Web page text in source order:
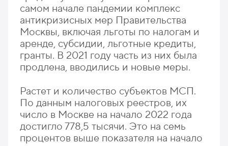
самом начале пандемии комплекс
антикризисных мер Правительства
Москвы, включая льготы по налогам и
аренде, субсидии, льготные кредиты,
гранты. В 2021 году часть из них была
продлена, вводились и новые меры.
Растет и количество субъектов МСП.
По данным налоговых реестров, их
число в Москве на начало 2022 года
достигло 778,5 тысячи. Это на семь
процентов выше показателя на начало